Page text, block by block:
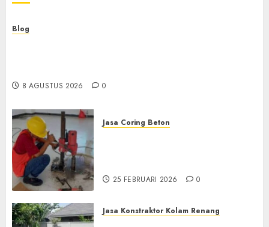
Blog
8 AGUSTUS 2026 0
Jasa Coring Beton
25 FEBRUARI 2026 0
Jasa Konstraktor Kolam Renang